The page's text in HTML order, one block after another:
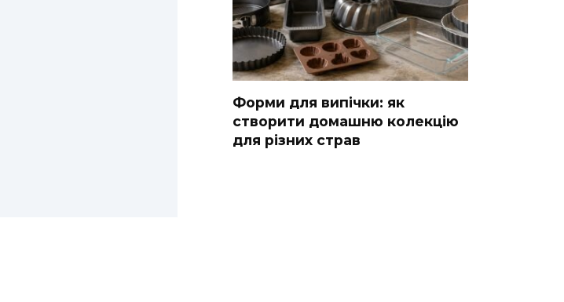
Форми для випічки: як
створити домашню колекцію
для різних страв